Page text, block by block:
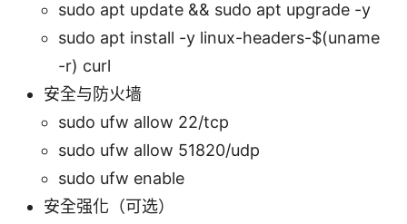
sudo apt update && sudo apt upgrade -y
sudo apt install -y linux-headers-$(uname
-r) curl
安全与防火墙
sudo ufw allow 22/tcp
sudo ufw allow 51820/udp
sudo ufw enable
安全强化（可选）